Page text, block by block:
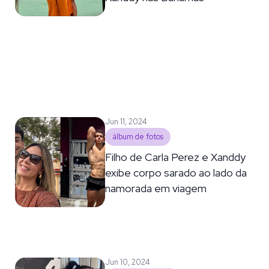
Jun 11, 2024
álbum de fotos
Filho de Carla Perez e Xanddy
exibe corpo sarado ao lado da
namorada em viagem
Jun 10, 2024